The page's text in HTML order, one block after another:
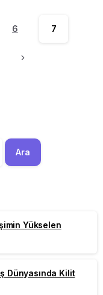
6 7
Ara
Yükselen
Dünyasında Kilit